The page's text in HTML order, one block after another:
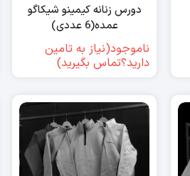
دورس زنانه کیمینو شیکاگو
عمده(6 عددی)
ناموجود(نیاز به تامین
دارید؟تماس بگیرید)